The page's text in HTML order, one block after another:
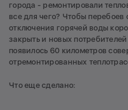
города - ремонтировали
все для чего? Чтобы
отключения горячей воды
закрыть и новых
появилось 60 километров
отремонтированных
Что еще сделано: